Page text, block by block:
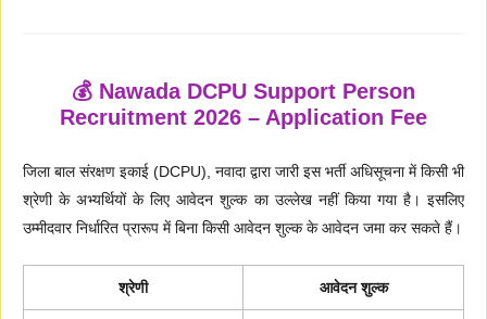
💰 Nawada DCPU Support Person
Recruitment 2026 – Application Fee
जिला बाल संरक्षण इकाई (DCPU), नवादा द्वारा जारी इस भर्ती अधिसूचना में किसी भी
श्रेणी के अभ्यर्थियों के लिए आवेदन शुल्क का उल्लेख नहीं किया गया है। इसलिए
उम्मीदवार निर्धारित प्रारूप में बिना किसी आवेदन शुल्क के आवेदन जमा कर सकते हैं।
श्रेणी आवेदन शुल्क